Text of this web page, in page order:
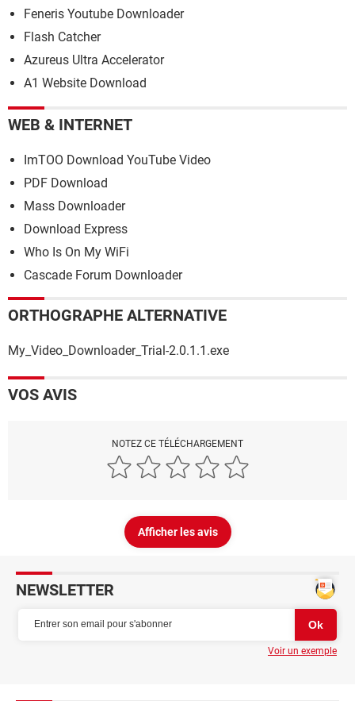
Feneris Youtube Downloader
Flash Catcher
Azureus Ultra Accelerator
A1 Website Download
WEB & INTERNET
ImTOO Download YouTube Video
PDF Download
Mass Downloader
Download Express
Who Is On My WiFi
Cascade Forum Downloader
ORTHOGRAPHE ALTERNATIVE
My_Video_Downloader_Trial-2.0.1.1.exe
VOS AVIS
NOTEZ CE TÉLÉCHARGEMENT
Afficher les avis
NEWSLETTER
Voir un exemple